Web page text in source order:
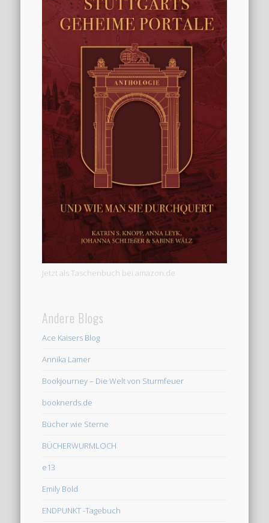
Jetzt als Taschenbuch bei amazon.de
Andere Blogs
Ace Kaisers Blog
Annika Lamer
Bookjourney – Die Welt von Sturmfeuer
booknerds.de
Bücher wie Sterne
BÜCHERWURMLOCH
e13
Emily Bold
ENDPUNKT -Tagebuch